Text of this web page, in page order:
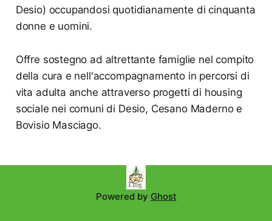
Desio) occupandosi quotidianamente di cinquanta
donne e uomini.
Offre sostegno ad altrettante famiglie nel compito
della cura e nell'accompagnamento in percorsi di
vita adulta anche attraverso progetti di housing
sociale nei comuni di Desio, Cesano Maderno e
Bovisio Masciago.
Powered by Ghost